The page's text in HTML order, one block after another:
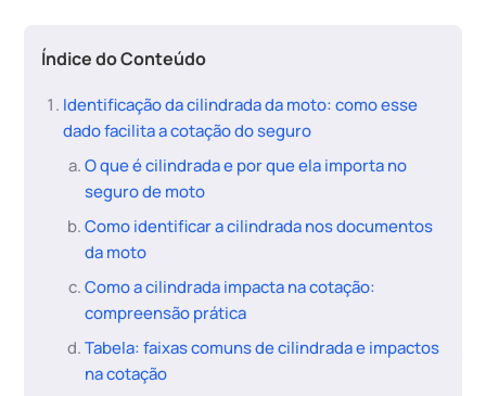
Índice do Conteúdo
Identificação da cilindrada da moto: como esse
dado facilita a cotação do seguro
O que é cilindrada e por que ela importa no
seguro de moto
Como identificar a cilindrada nos documentos
da moto
Como a cilindrada impacta na cotação:
compreensão prática
Tabela: faixas comuns de cilindrada e impactos
na cotação